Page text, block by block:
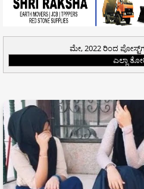
ಮೇ, 2022 ರಿಂದ
ಎಲ್ಲಾ